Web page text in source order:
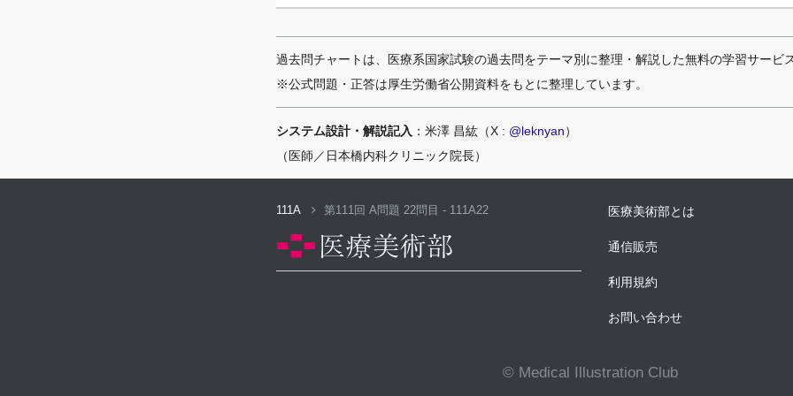
過去問チャートは、医療系国家試験の過去問をテーマ別に整理・解説した無料の学習サービ
※公式問題・正答は厚生労働省公開資料をもとに整理しています。
システム設計・解説記入 ：米澤 昌紘（X : @leknyan）
（医師／日本橋内科クリニック院長）
111A 第111回 A問題 22問目 - 111A22 医療美術部とは
通信販売
利用規約
お問い合わせ
© Medical Illustration Club